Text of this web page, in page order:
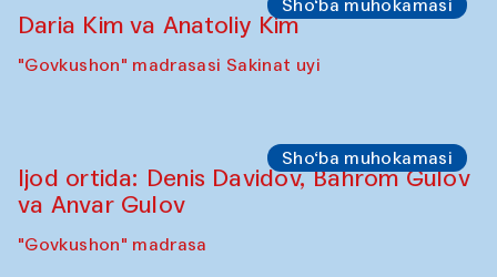
Sho‘ba muhokamasi
Daria Kim va Anatoliy Kim
"Govkushon" madrasasi Sakinat uyi
Sho‘ba muhokamasi
Ijod ortida: Denis Davidov, Bahrom Gulov
va Anvar Gulov
"Govkushon" madrasa